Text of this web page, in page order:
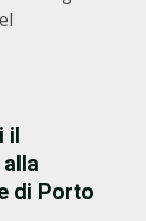
il
di Porto